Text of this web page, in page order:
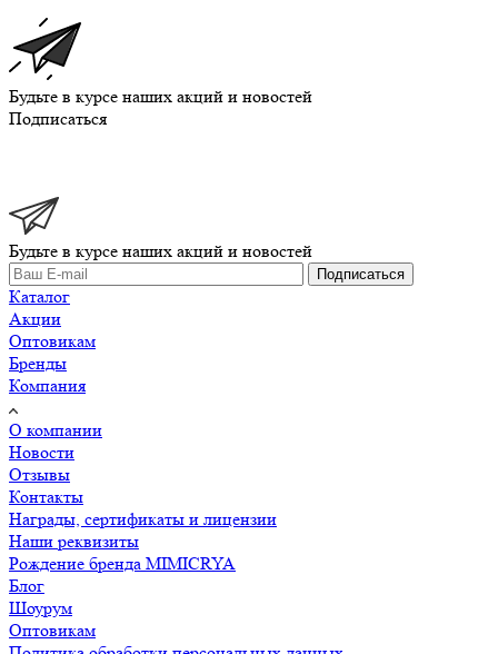
Будьте в курсе наших акций и новостей
Подписаться
Будьте в курсе наших акций и новостей
Подписаться
Каталог
Акции
Оптовикам
Бренды
Компания
О компании
Новости
Отзывы
Контакты
Награды, сертификаты и лицензии
Наши реквизиты
Рождение бренда MIMICRYA
Блог
Шоурум
Оптовикам